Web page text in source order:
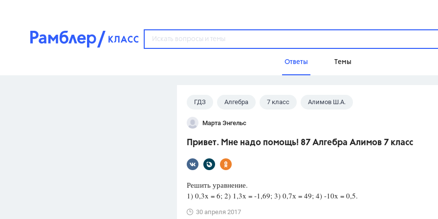
Ответы Темы
Популярные темы
3273 ответа
3460 ответов
ФИПИ
ответов
Домашнее задание
Школа
Учебники
ГДЗ Алгебра 7 класс Алимов Ш.А.
Марта Энгельс
Привет. Мне надо помощь! 87 Алгебра Алимов 7 класс
Решить уравнение.
1) 0,3x = 6; 2) 1,3x = -1,69; 3) 0,7х = 49; 4) -10x = 0,5.
30 апреля 2017